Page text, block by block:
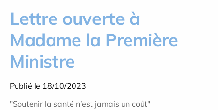
Lettre ouverte à
Madame la Première
Ministre
Publié le 18/10/2023
"Soutenir la santé n’est jamais un coût"